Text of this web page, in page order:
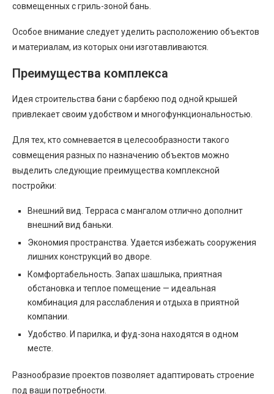
совмещенных с гриль-зоной бань.
Особое внимание следует уделить расположению объектов
и материалам, из которых они изготавливаются.
Преимущества комплекса
Идея строительства бани с барбекю под одной крышей
привлекает своим удобством и многофункциональностью.
Для тех, кто сомневается в целесообразности такого
совмещения разных по назначению объектов можно
выделить следующие преимущества комплексной
постройки:
Внешний вид. Терраса с мангалом отлично дополнит
внешний вид баньки.
Экономия пространства. Удается избежать сооружения
лишних конструкций во дворе.
Комфортабельность. Запах шашлыка, приятная
обстановка и теплое помещение — идеальная
комбинация для расслабления и отдыха в приятной
компании.
Удобство. И парилка, и фуд-зона находятся в одном
месте.
Разнообразие проектов позволяет адаптировать строение
под ваши потребности.